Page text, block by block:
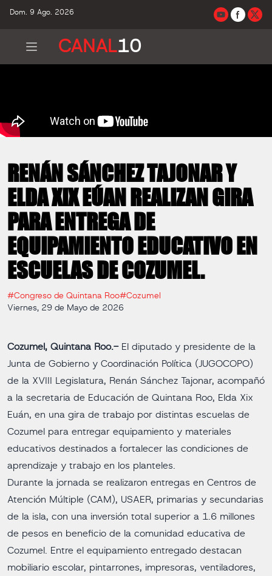
Dom. 9 Ago. 2026
CANAL10
RENÁN SÁNCHEZ TAJONAR Y
ELDA XIX EÚAN REALIZAN GIRA
PARA ENTREGA DE
EQUIPAMIENTO EDUCATIVO EN
ESCUELAS DE COZUMEL.
#Congreso de Quintana Roo#Cozumel
Viernes, 29 de Mayo de 2026
Cozumel, Quintana Roo.- El diputado y presidente de la
Junta de Gobierno y Coordinación Política (JUGOCOPO)
de la XVIII Legislatura, Renán Sánchez Tajonar, acompañó
a la secretaria de Educación de Quintana Roo, Elda Xix
Euán, en una gira de trabajo por distintas escuelas de
Cozumel para entregar equipamiento y materiales
educativos destinados a fortalecer las condiciones de
aprendizaje y trabajo en los planteles.
Durante la jornada se realizaron entregas en Centros de
Atención Múltiple (CAM), USAER, primarias y secundarias
de la isla, con una inversión total superior a 1.6 millones
de pesos en beneficio de la comunidad educativa de
Cozumel. Entre el equipamiento entregado destacan
mobiliario escolar, pintarrones, impresoras, ventiladores,